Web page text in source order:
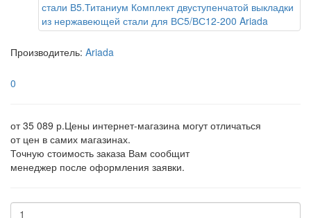
Производитель: Ariada
0
от 35 089 р.Цены интернет-магазина могут отличаться
от цен в самих магазинах.
Точную стоимость заказа Вам сообщит
менеджер после оформления заявки.